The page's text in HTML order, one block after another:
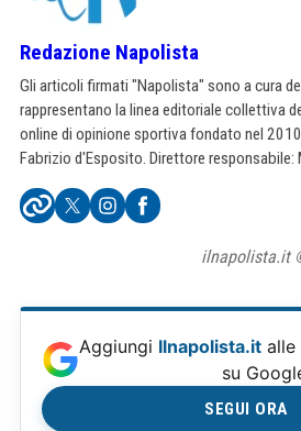
Redazione Napolista
Gli articoli firmati "Napolista" sono a cura
rappresentano la linea editoriale collettiva
online di opinione sportiva fondato nel
Fabrizio d'Esposito. Direttore responsabile:
ilnapolista.it
Aggiungi Ilnapolista.it
su
SEGUI ORA